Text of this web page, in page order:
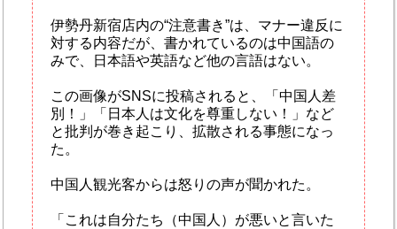
伊勢丹新宿店内の“注意書き”は、マナー違反に
対する内容だが、書かれているのは中国語の
みで、日本語や英語など他の言語はない。
この画像がSNSに投稿されると、「中国人差
別！」「日本人は文化を尊重しない！」など
と批判が巻き起こり、拡散される事態になっ
た。
中国人観光客からは怒りの声が聞かれた。
「これは自分たち（中国人）が悪いと言いた